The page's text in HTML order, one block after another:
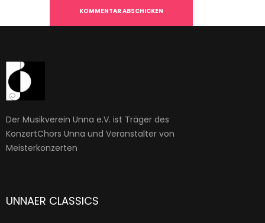
Der Musikverein Unna e.V. ist Träger des
KonzertChors Unna und Veranstalter von
Meisterkonzerten
UNNAER CLASSICS